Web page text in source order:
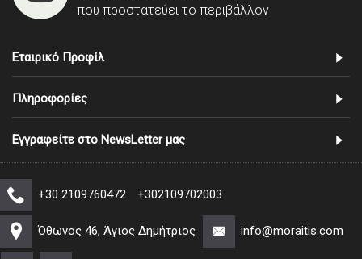
που προστατεύει το περιβάλλον
Εταιρικό Προφίλ
Πληροφορίες
Εγγραφείτε στο NewsLetter μας
+30 2109760472 +302109702003
Όθωνος 46, Άγιος Δημήτριος info@moraitis.com